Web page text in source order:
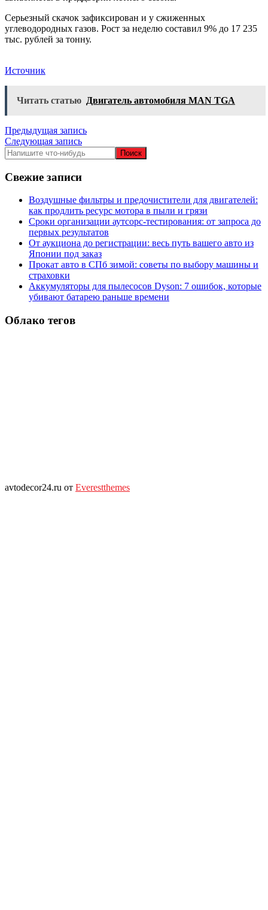
Серьезный скачок зафиксирован и у сжиженных
углеводородных газов. Рост за неделю составил 9% до 17 235
тыс. рублей за тонну.
Источник
Читать статью Двигатель автомобиля MAN TGA
Навигация
по
записям
Предыдущая запись
Следующая запись
Свежие записи
Воздушные фильтры и предочистители для двигателей:
как продлить ресурс мотора в пыли и грязи
Сроки организации аутсорс‑тестирования: от запроса до
первых результатов
От аукциона до регистрации: весь путь вашего авто из
Японии под заказ
Прокат авто в СПб зимой: советы по выбору машины и
страховки
Аккумуляторы для пылесосов Dyson: 7 ошибок, которые
убивают батарею раньше времени
Облако тегов
avtodecor24.ru от Everestthemes